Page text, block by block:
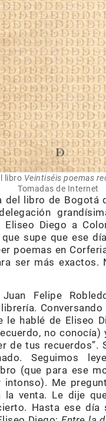
libro Veintiséis poemas
Tomadas de Internet
del libro de Bogotá
Eliseo Diego a
supe que ese
poemas en
ser más exactos.
Felipe
le hablé de Eliseo
no conocía)
de tus recuerdos”.
Seguimos
(que para ese
intonso). Me
la venta. Le dije
Hasta ese día